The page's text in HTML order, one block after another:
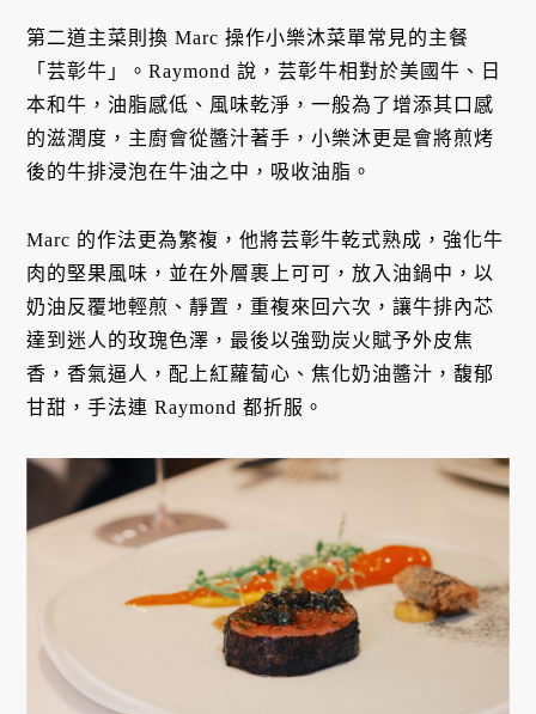
第二道主菜則換 Marc 操作小樂沐菜單常見的主餐
「芸彰牛」。Raymond 說，芸彰牛相對於美國牛、日
本和牛，油脂感低、風味乾淨，一般為了增添其口感
的滋潤度，主廚會從醬汁著手，小樂沐更是會將煎烤
後的牛排浸泡在牛油之中，吸收油脂。
Marc 的作法更為繁複，他將芸彰牛乾式熟成，強化牛
肉的堅果風味，並在外層裹上可可，放入油鍋中，以
奶油反覆地輕煎、靜置，重複來回六次，讓牛排內芯
達到迷人的玫瑰色澤，最後以強勁炭火賦予外皮焦
香，香氣逼人，配上紅蘿蔔心、焦化奶油醬汁，馥郁
甘甜，手法連 Raymond 都折服。